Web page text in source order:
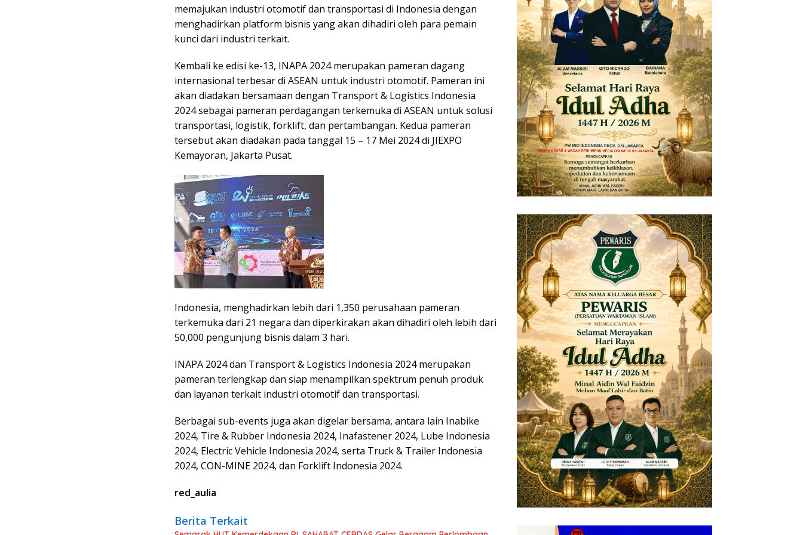
memajukan industri otomotif dan transportasi di Indonesia dengan
menghadirkan platform bisnis yang akan dihadiri oleh para pemain
kunci dari industri terkait.
Kembali ke edisi ke-13, INAPA 2024 merupakan pameran dagang
internasional terbesar di ASEAN untuk industri otomotif. Pameran ini
akan diadakan bersamaan dengan Transport & Logistics Indonesia
2024 sebagai pameran perdagangan terkemuka di ASEAN untuk solusi
transportasi, logistik, forklift, dan pertambangan. Kedua pameran
tersebut akan diadakan pada tanggal 15 – 17 Mei 2024 di JIEXPO
Kemayoran, Jakarta Pusat.
Indonesia, menghadirkan lebih dari 1,350 perusahaan pameran
terkemuka dari 21 negara dan diperkirakan akan dihadiri oleh lebih dari
50,000 pengunjung bisnis dalam 3 hari.
INAPA 2024 dan Transport & Logistics Indonesia 2024 merupakan
pameran terlengkap dan siap menampilkan spektrum penuh produk
dan layanan terkait industri otomotif dan transportasi.
Berbagai sub-events juga akan digelar bersama, antara lain Inabike
2024, Tire & Rubber Indonesia 2024, Inafastener 2024, Lube Indonesia
2024, Electric Vehicle Indonesia 2024, serta Truck & Trailer Indonesia
2024, CON-MINE 2024, dan Forklift Indonesia 2024.
red_aulia
Berita Terkait